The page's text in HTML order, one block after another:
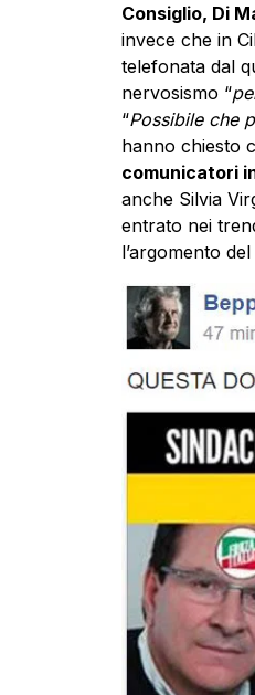
Consiglio, Di
invece che in
telefonata dal
nervosismo “
“Possibile che
hanno chiesto
comunicatori
anche Silvia
entrato nei
l’argomento